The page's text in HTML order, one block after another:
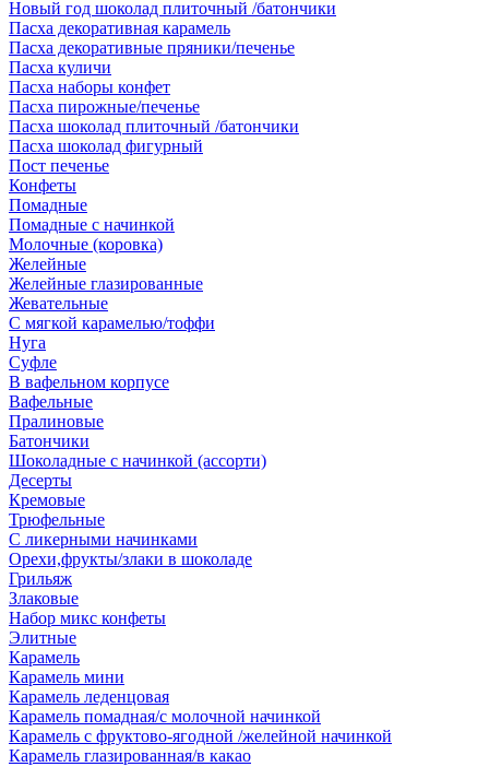
Новый год шоколад плиточный /батончики
Пасха декоративная карамель
Пасха декоративные пряники/печенье
Пасха куличи
Пасха наборы конфет
Пасха пирожные/печенье
Пасха шоколад плиточный /батончики
Пасха шоколад фигурный
Пост печенье
Конфеты
Помадные
Помадные с начинкой
Молочные (коровка)
Желейные
Желейные глазированные
Жевательные
С мягкой карамелью/тоффи
Нуга
Суфле
В вафельном корпусе
Вафельные
Пралиновые
Батончики
Шоколадные с начинкой (ассорти)
Десерты
Кремовые
Трюфельные
С ликерными начинками
Орехи,фрукты/злаки в шоколаде
Грильяж
Злаковые
Набор микс конфеты
Элитные
Карамель
Карамель мини
Карамель леденцовая
Карамель помадная/с молочной начинкой
Карамель с фруктово-ягодной /желейной начинкой
Карамель глазированная/в какао